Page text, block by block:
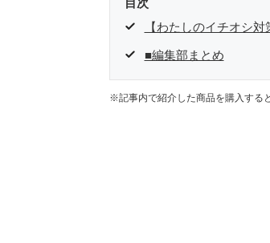
目次
【わたしのイチオシ
■編集部まとめ
※記事内で紹介した商品を購入する